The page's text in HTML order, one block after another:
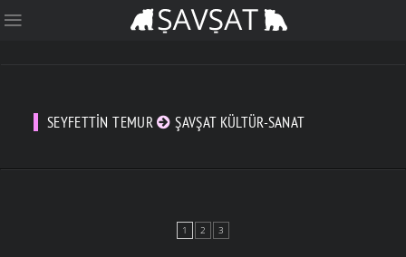
SEYFETTIN TEMUR ŞAVŞAT KÜLTÜR-SANAT
1 2 3